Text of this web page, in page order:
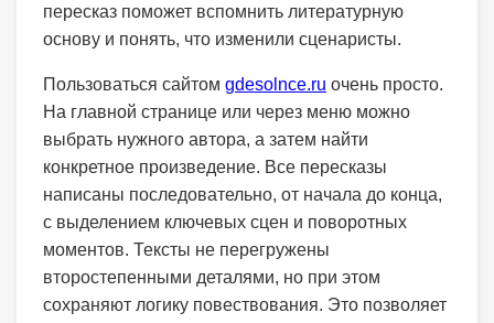
пересказ поможет вспомнить литературную
основу и понять, что изменили сценаристы.
Пользоваться сайтом gdesolnce.ru очень просто.
На главной странице или через меню можно
выбрать нужного автора, а затем найти
конкретное произведение. Все пересказы
написаны последовательно, от начала до конца,
с выделением ключевых сцен и поворотных
моментов. Тексты не перегружены
второстепенными деталями, но при этом
сохраняют логику повествования. Это позволяет